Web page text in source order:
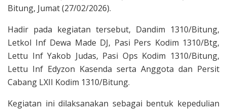
Bitung, Jumat (27/02/2026).
Hadir pada kegiatan tersebut, Dandim 1310/Bitung,
Letkol Inf Dewa Made DJ, Pasi Pers Kodim 1310/Btg,
Lettu Inf Yakob Judas, Pasi Ops Kodim 1310/Bitung,
Lettu Inf Edyzon Kasenda serta Anggota dan Persit
Cabang LXII Kodim 1310/Bitung.
Kegiatan ini dilaksanakan sebagai bentuk kepedulian